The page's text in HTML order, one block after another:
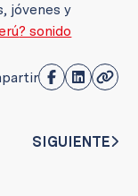
jóvenes y
? sonido
SIGUIENTE